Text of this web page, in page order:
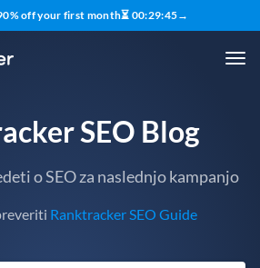
off your first month⏳ 00:29:44→
SEO Blog
o SEO za naslednjo kampanjo
Ranktracker SEO Guide